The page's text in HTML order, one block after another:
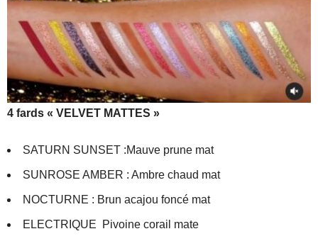
4 fards « VELVET MATTES »
SATURN SUNSET :Mauve prune mat
SUNROSE AMBER : Ambre chaud mat
NOCTURNE : Brun acajou foncé mat
ELECTRIQUE Pivoine corail mate